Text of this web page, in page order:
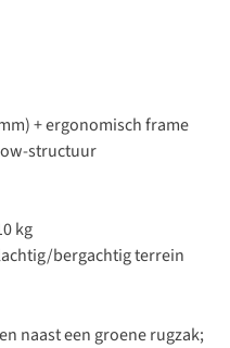
+ ergonomisch frame
structuur
kg
bergachtig terrein